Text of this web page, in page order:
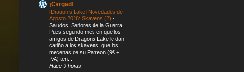
¡Cargad!
[Dragon’s Lake] Novedades de
Agosto 2026: Skavens (2) -
Saludos, Señores de la Guerra.
Pues segundo mes en que los
amigos de Dragons Lake le dan
cariño a los skavens, que los
mecenas de su Patreon (9€ +
IVA) ten...
Hace 9 horas